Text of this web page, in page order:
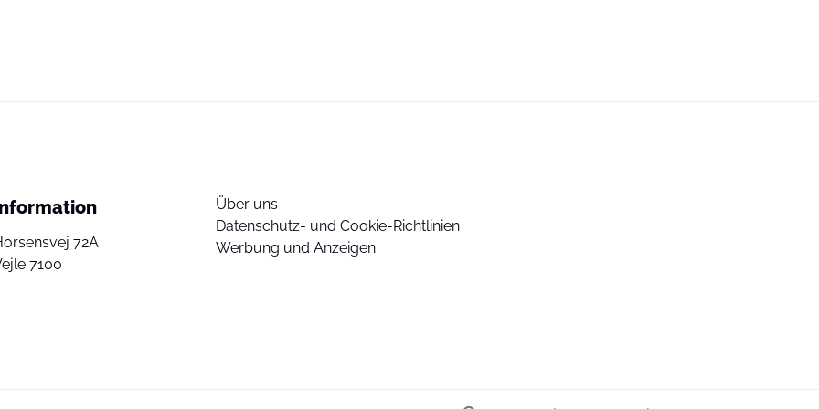
72A
7100
Über uns
Datenschutz- und Cookie-Richtlinien
Werbung und Anzeigen